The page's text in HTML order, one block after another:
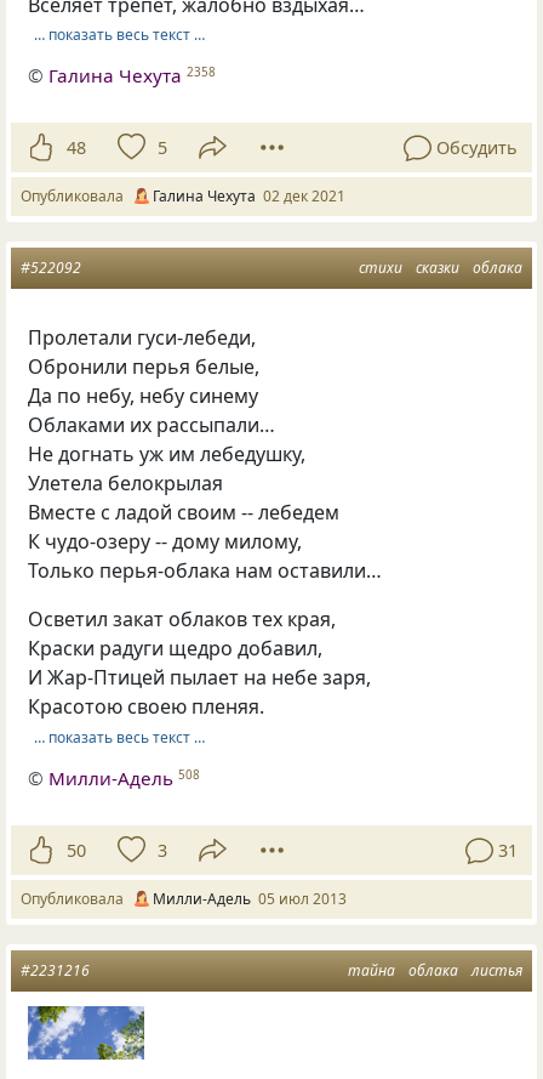
… показать весь текст …
© Галина Чехута 2358
48 5 Обсудить
Опубликовала Галина Чехута 02 дек 2021
стихи сказки облака
#522092
Пролетали гуси-лебеди,
Обронили перья белые,
Да по небу, небу синему
Облаками их рассыпали…
Не догнать уж им лебедушку,
Улетела белокрылая
Вместе с ладой своим -- лебедем
К чудо-озеру -- дому милому,
Только перья-облака нам оставили…
Осветил закат облаков тех края,
Краски радуги щедро добавил,
И Жар-Птицей пылает на небе заря,
Красотою своею пленяя.
… показать весь текст …
© Милли-Адель 508
50 3 31
Опубликовала Милли-Адель 05 июл 2013
тайна облака листья
#2231216